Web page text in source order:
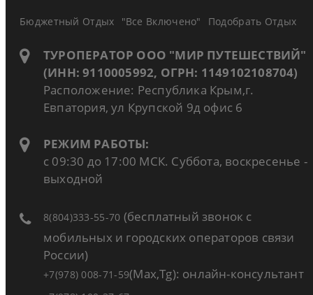
Бюджетный Отдых "Все Включено" Подобрать Отдых
ТУРОПЕРАТОР ООО "МИР ПУТЕШЕСТВИЙ"
(ИНН: 9110005992, ОГРН: 1149102108704)
Расположение: Республика Крым,г.
Евпатория, ул Крупской 9д офис 6
РЕЖИМ РАБОТЫ:
с 09:30 до 17:00 МСК. Суббота, воскресенье -
выходной
8(804)333-55-70 (бесплатный звонок с
мобильных и городских операторов связи
России)
+7(978) 008-71-59(Max,Tg): онлайн-консультант